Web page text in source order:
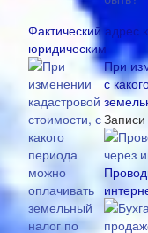
Фактический адрес
юридическим
При
с
Записи